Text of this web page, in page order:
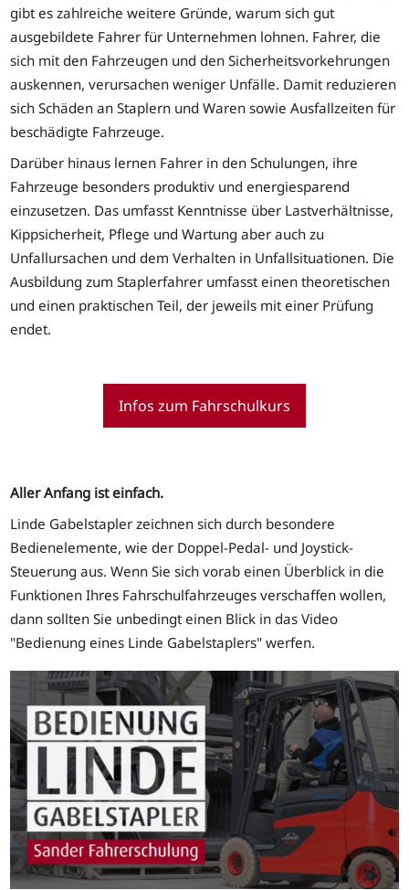
gibt es zahlreiche weitere Gründe, warum sich gut
ausgebildete Fahrer für Unternehmen lohnen. Fahrer, die
sich mit den Fahrzeugen und den Sicherheitsvorkehrungen
auskennen, verursachen weniger Unfälle. Damit reduzieren
sich Schäden an Staplern und Waren sowie Ausfallzeiten für
beschädigte Fahrzeuge.
Darüber hinaus lernen Fahrer in den Schulungen, ihre
Fahrzeuge besonders produktiv und energiesparend
einzusetzen. Das umfasst Kenntnisse über Lastverhältnisse,
Kippsicherheit, Pflege und Wartung aber auch zu
Unfallursachen und dem Verhalten in Unfallsituationen. Die
Ausbildung zum Staplerfahrer umfasst einen theoretischen
und einen praktischen Teil, der jeweils mit einer Prüfung
endet.
Infos zum Fahrschulkurs
Aller Anfang ist einfach.
Linde Gabelstapler zeichnen sich durch besondere
Bedienelemente, wie der Doppel-Pedal- und Joystick-
Steuerung aus. Wenn Sie sich vorab einen Überblick in die
Funktionen Ihres Fahrschulfahrzeuges verschaffen wollen,
dann sollten Sie unbedingt einen Blick in das Video
"Bedienung eines Linde Gabelstaplers" werfen.